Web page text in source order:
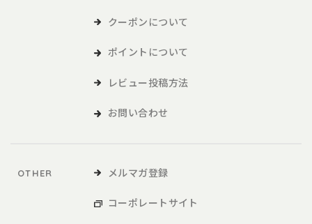
クーポンについて
ポイントについて
レビュー投稿方法
お問い合わせ
OTHER メルマガ登録
コーポレートサイト